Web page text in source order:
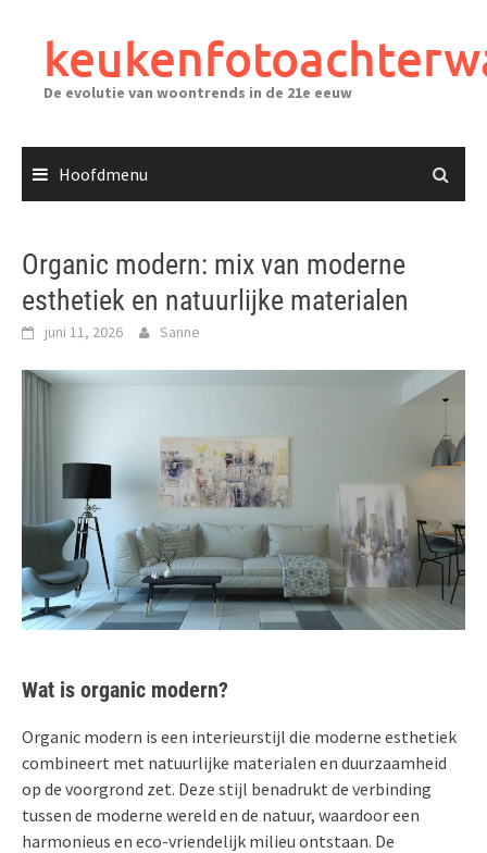
inhoudDe evolutie van woontrends in de 21e eeuw
Hoofdmenu
Organic modern: mix van moderne
esthetiek en natuurlijke materialen
juni 11, 2026 Sanne
Wat is organic modern?
Organic modern is een interieurstijl die moderne esthetiek
combineert met natuurlijke materialen en duurzaamheid
op de voorgrond zet. Deze stijl benadrukt de verbinding
tussen de moderne wereld en de natuur, waardoor een
harmonieus en eco-vriendelijk milieu ontstaan. De